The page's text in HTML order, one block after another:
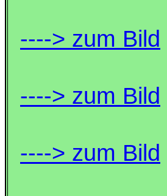
----> zum Bild
----> zum Bild
----> zum Bild